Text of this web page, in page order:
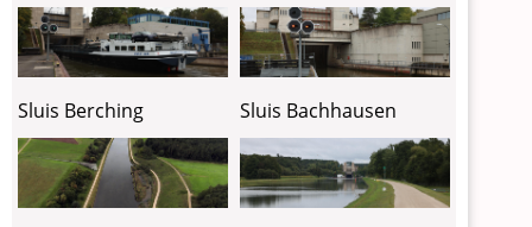
Sluis Berching Sluis Bachhausen